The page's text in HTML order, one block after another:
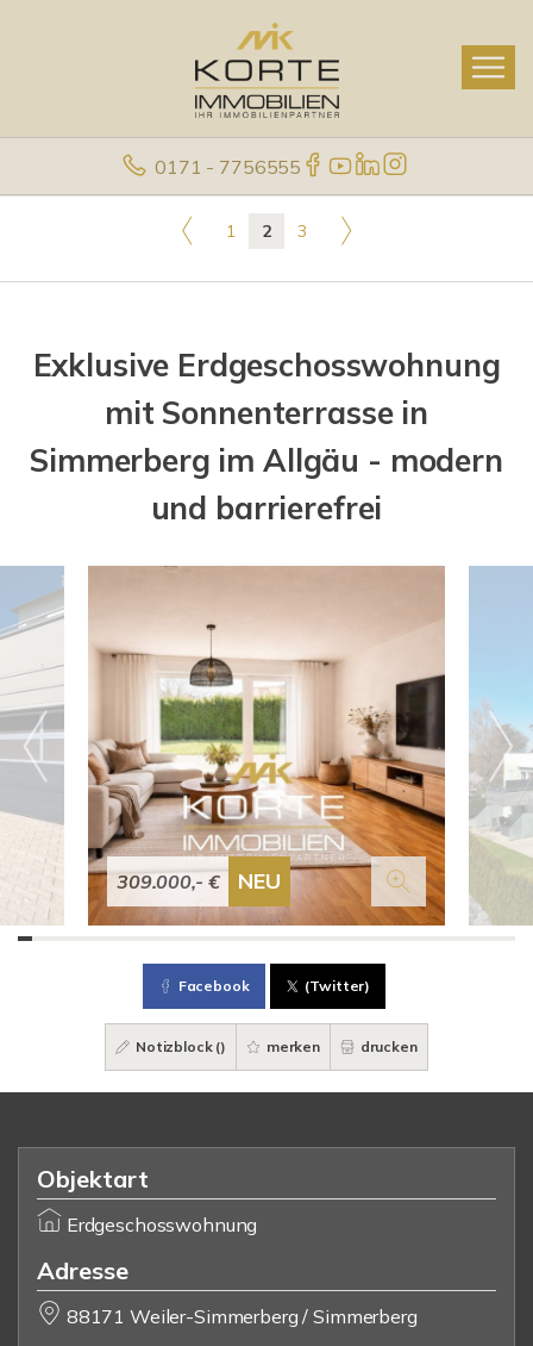
0171 - 7756555
1 2 3
Exklusive Erdgeschosswohnung
mit Sonnenterrasse in
Simmerberg im Allgäu - modern
und barrierefrei
309.000,- € NEU
Facebook (Twitter)
Notizblock () merken drucken
Objektart
Erdgeschosswohnung
Adresse
88171 Weiler-Simmerberg / Simmerberg